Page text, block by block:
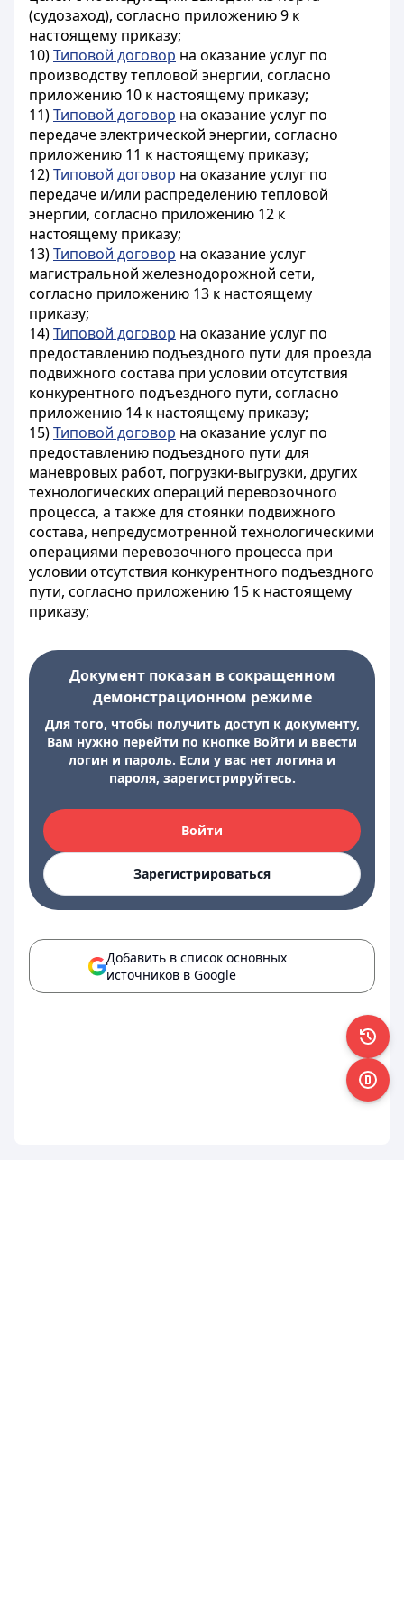
(судозаход), согласно приложению 9 к
настоящему приказу;
10)Типовой договор на оказание услуг по
производству тепловой энергии, согласно
приложению 10 к настоящему приказу;
11)Типовой договор на оказание услуг по
передаче электрической энергии, согласно
приложению 11 к настоящему приказу;
12)Типовой договор на оказание услуг по
передаче и/или распределению тепловой
энергии, согласно приложению 12 к
настоящему приказу;
13)Типовой договор на оказание услуг
магистральной железнодорожной сети,
согласно приложению 13 к настоящему
приказу;
14)Типовой договор на оказание услуг по
предоставлению подъездного пути для проезда
подвижного состава при условии отсутствия
конкурентного подъездного пути, согласно
приложению 14 к настоящему приказу;
15)Типовой договор на оказание услуг по
предоставлению подъездного пути для
маневровых работ, погрузки-выгрузки, других
технологических операций перевозочного
процесса, а также для стоянки подвижного
состава, непредусмотренной технологическими
операциями перевозочного процесса при
условии отсутствия конкурентного подъездного
пути, согласно приложению 15 к настоящему
приказу;
Документ показан в сокращенном
демонстрационном режиме
Для того, чтобы получить доступ к документу,
Вам нужно перейти по кнопке Войти и ввести
логин и пароль. Если у вас нет логина и
пароля, зарегистрируйтесь.
Войти
Зарегистрироваться
Добавить в список основных
источников в Google